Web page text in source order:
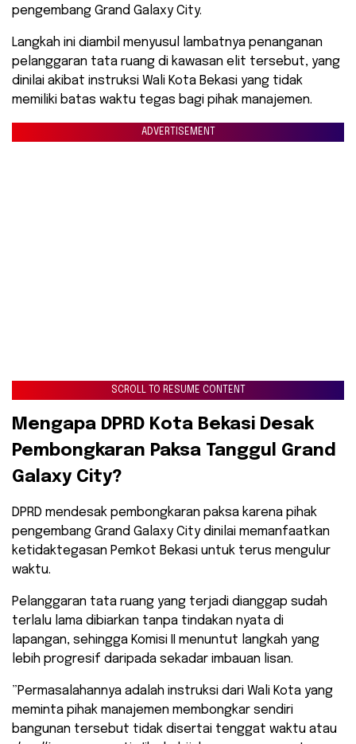
pengembang Grand Galaxy City.
Langkah ini diambil menyusul lambatnya penanganan
pelanggaran tata ruang di kawasan elit tersebut, yang
dinilai akibat instruksi Wali Kota Bekasi yang tidak
memiliki batas waktu tegas bagi pihak manajemen.
ADVERTISEMENT
SCROLL TO RESUME CONTENT
​Mengapa DPRD Kota Bekasi Desak
Pembongkaran Paksa Tanggul Grand
Galaxy City?
​DPRD mendesak pembongkaran paksa karena pihak
pengembang Grand Galaxy City dinilai memanfaatkan
ketidaktegasan Pemkot Bekasi untuk terus mengulur
waktu.
Pelanggaran tata ruang yang terjadi dianggap sudah
terlalu lama dibiarkan tanpa tindakan nyata di
lapangan, sehingga Komisi II menuntut langkah yang
lebih progresif daripada sekadar imbauan lisan.
​”Permasalahannya adalah instruksi dari Wali Kota yang
meminta pihak manajemen membongkar sendiri
bangunan tersebut tidak disertai tenggat waktu atau